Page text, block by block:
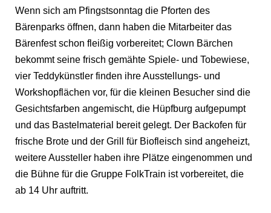
Wenn sich am Pfingstsonntag die Pforten des
Bärenparks öffnen, dann haben die Mitarbeiter das
Bärenfest schon fleißig vorbereitet; Clown Bärchen
bekommt seine frisch gemähte Spiele- und Tobewiese,
vier Teddykünstler finden ihre Ausstellungs- und
Workshopflächen vor, für die kleinen Besucher sind die
Gesichtsfarben angemischt, die Hüpfburg aufgepumpt
und das Bastelmaterial bereit gelegt. Der Backofen für
frische Brote und der Grill für Biofleisch sind angeheizt,
weitere Aussteller haben ihre Plätze eingenommen und
die Bühne für die Gruppe FolkTrain ist vorbereitet, die
ab 14 Uhr auftritt.